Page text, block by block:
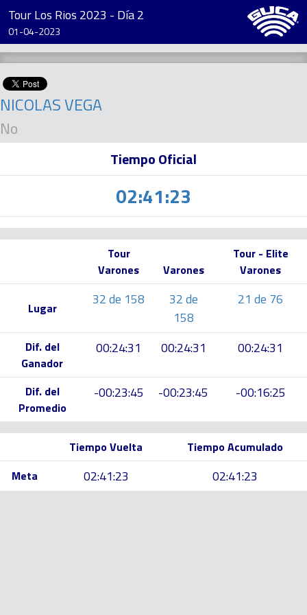
Tour Los Rios 2023 - Día 2
01-04-2023
NICOLAS VEGA
No
Tiempo Oficial
02:41:23
Tour
Varones
Varones
Tour - Elite
Varones
Lugar 32 de 158
32 de
158
21 de 76
Dif. del
Ganador
00:24:31 00:24:31 00:24:31
Dif. del
Promedio
-00:23:45 -00:23:45 -00:16:25
Tiempo Vuelta
Tiempo Acumulado
Meta
02:41:23 02:41:23